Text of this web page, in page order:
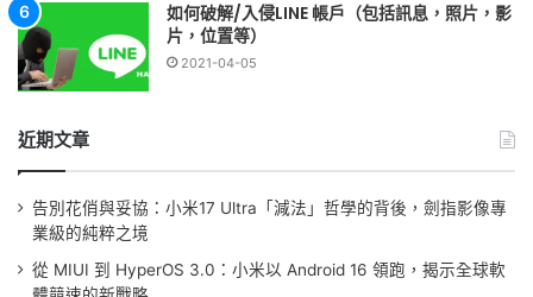
如何破解/入侵LINE 帳戶（包括訊息，照片，影
片，位置等）
2021-04-05
近期文章
告別花俏與妥協：小米17 Ultra「減法」哲學的背後，劍指影像專
業級的純粹之境
從 MIUI 到 HyperOS 3.0：小米以 Android 16 領跑，揭示全球軟